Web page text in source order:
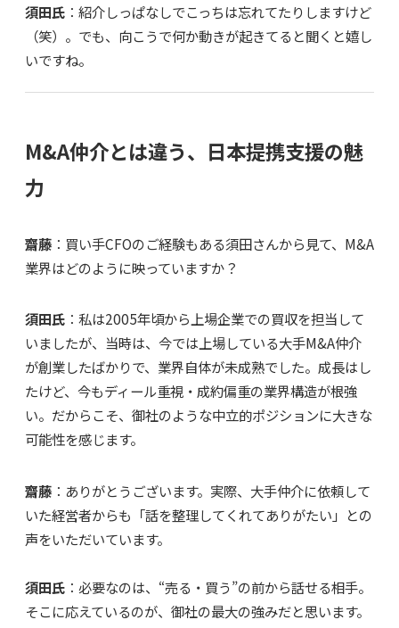
須田氏 ：紹介しっぱなしでこっちは忘れてたりしますけど
（笑）。でも、向こうで何か動きが起きてると聞くと嬉し
いですね。
M&A仲介とは違う、日本提携支援の魅
力
齋藤 ：買い手CFOのご経験もある須田さんから見て、M&A
業界はどのように映っていますか？
須田氏 ：私は2005年頃から上場企業での買収を担当して
いましたが、当時は、今では上場している大手M&A仲介
が創業したばかりで、業界自体が未成熟でした。成長はし
たけど、今もディール重視・成約偏重の業界構造が根強
い。だからこそ、御社のような中立的ポジションに大きな
可能性を感じます。
齋藤 ：ありがとうございます。実際、大手仲介に依頼して
いた経営者からも「話を整理してくれてありがたい」との
声をいただいています。
須田氏 ：必要なのは、“売る・買う”の前から話せる相手。
そこに応えているのが、御社の最大の強みだと思います。